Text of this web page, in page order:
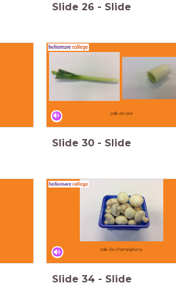
Slide 26 - Slide
pak de prei
Slide 30 - Slide
pak de champignons
Slide 34 - Slide